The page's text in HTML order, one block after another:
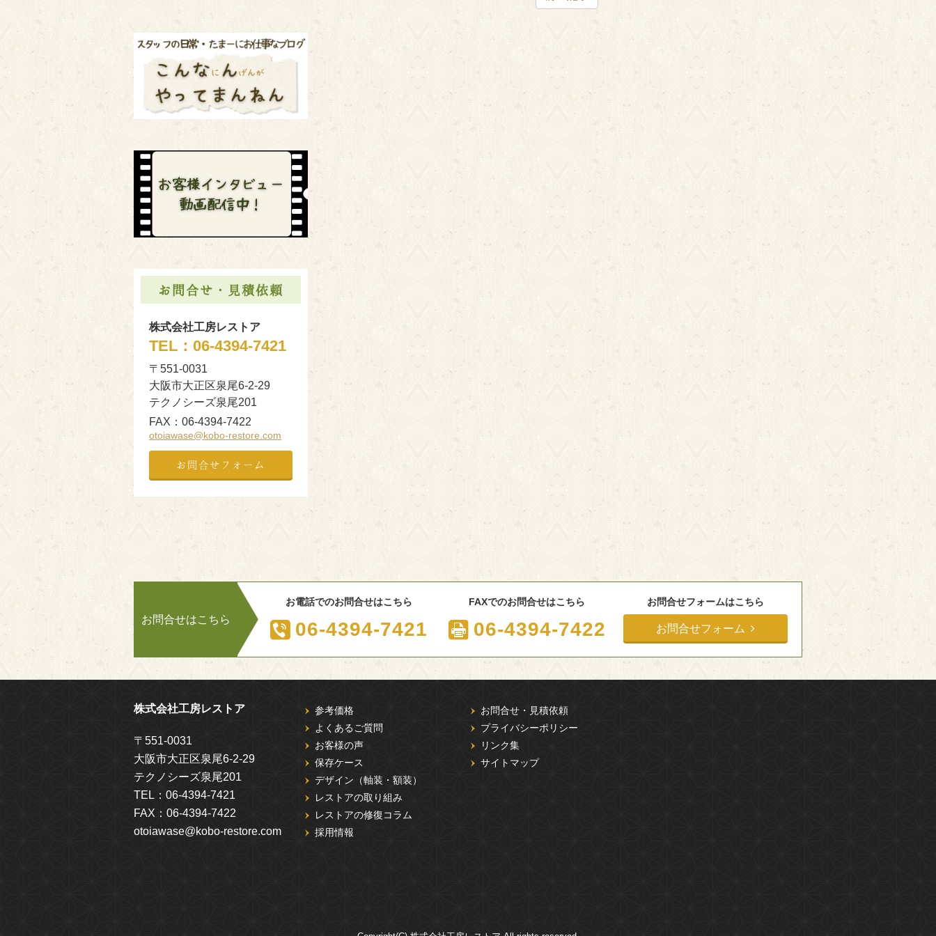
お問合せ・見積依頼
株式会社工房レストア
TEL： 06-4394-7421
〒551-0031
大阪市大正区泉尾6-2-29
テクノシーズ泉尾201
FAX： 06-4394-7422
otoiawase@kobo-restore.com
お問合せフォーム
お問合せはこちら
お電話でのお問合せはこちら
06-4394-7421
FAXでのお問合せはこちら
06-4394-7422
お問合せフォームはこちら
お問合せフォーム
株式会社工房レストア
〒551-0031
大阪市大正区泉尾6-2-29
テクノシーズ泉尾201
TEL： 06-4394-7421
FAX： 06-4394-7422
otoiawase@kobo-restore.com
参考価格
よくあるご質問
お客様の声
保存ケース
デザイン（軸装・額装）
レストアの取り組み
レストアの修復コラム
採用情報
お問合せ・見積依頼
プライバシーポリシー
リンク集
サイトマップ